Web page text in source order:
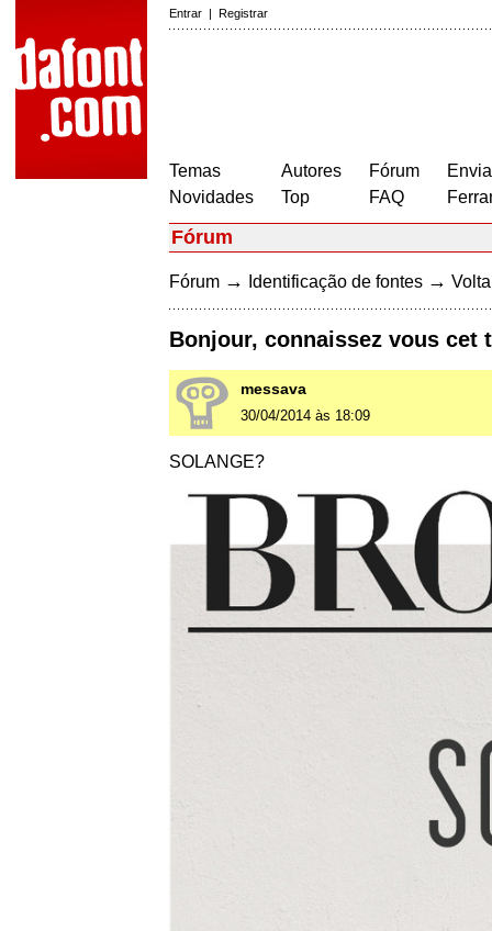
Entrar | Registrar
Temas
Novidades
Autores
Top
Fórum
FAQ
Fórum
Fórum → Identificação de fontes →
Bonjour, connaissez vous cet
messava
30/04/2014 às 18:09
SOLANGE?